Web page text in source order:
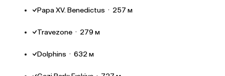
Papa XV. Benedictus · 257 м
Travezone · 279 м
Dolphins · 632 м